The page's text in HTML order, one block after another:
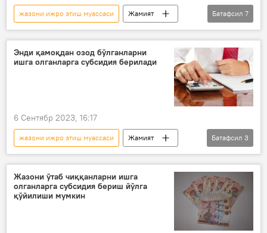
жазони ижро этиш муассаси
Жамият
президент
қамоқ
Рамазон ҳайити
Рамазон
байрам
президент фармони
Батафсил 7
Энди қамоқдан озод бўлганларни
ишга олганларга субсидия берилади
6 Сентябр 2023, 16:17
жазони ижро этиш муассаси
Жамият
Ўзбекистон
субсидия қарор
Батафсил 3
Жазони ўтаб чиққанларни ишга
олганларга субсидия бериш йўлга
қўйилиши мумкин